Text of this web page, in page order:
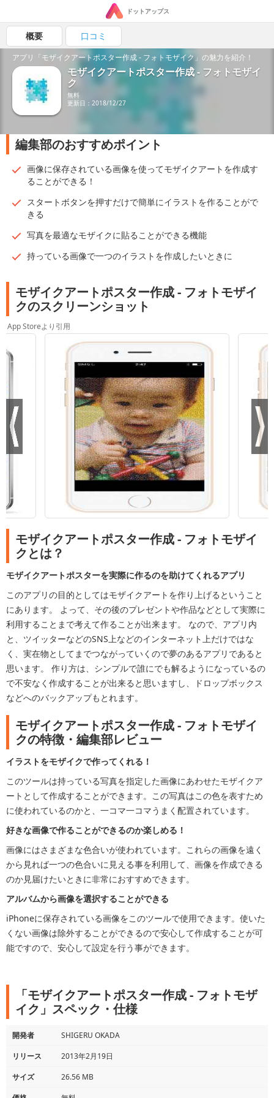
ドットアップス
概要 口コミ
アプリ「モザイクアートポスター作成 - フォトモザイク」の魅力を紹介！
モザイクアートポスター作成 - フォトモザイ
ク
無料
更新日：2018/12/27
編集部のおすすめポイント
画像に保存されている画像を使ってモザイクアートを作成す
ることができる！
スタートボタンを押すだけで簡単にイラストを作ることがで
きる
写真を最適なモザイクに貼ることができる機能
持っている画像で一つのイラストを作成したいときに
モザイクアートポスター作成 - フォトモザイ
クのスクリーンショット
App Storeより引用
モザイクアートポスター作成 - フォトモザイ
クとは？
モザイクアートポスターを実際に作るのを助けてくれるアプリ
このアプリの目的としてはモザイクアートを作り上げるということ
にあります。 よって、その後のプレゼントや作品などとして実際に
利用することまで考えて作ることが出来ます。 なので、アプリ内
と、ツイッターなどのSNS上などのインターネット上だけではな
く、実在物としてまでつながっていくので夢のあるアプリであると
思います。 作り方は、シンプルで誰にでも解るようになっているの
で不安なく作成することが出来ると思いますし、ドロップボックス
などへのバックアップもとれます。
モザイクアートポスター作成 - フォトモザイ
クの特徴・編集部レビュー
イラストをモザイクで作ってくれる！
このツールは持っている写真を指定した画像にあわせたモザイクア
ートとして作成することができます。この写真はこの色を表すため
に使われているのかと、一コマ一コマうまく配置されています。
好きな画像で作ることができるのか楽しめる！
画像にはさまざまな色合いが使われています。これらの画像を遠く
から見れば一つの色合いに見える事を利用して、画像を作成できる
のか見届けたいときに非常におすすめできます。
アルバムから画像を選択することができる
iPhoneに保存されている画像をこのツールで使用できます。使いた
くない画像は除外することができるので安心して作成することが可
能ですので、安心して設定を行う事ができます。
「モザイクアートポスター作成 - フォトモザ
イク」スペック・仕様
開発者
SHIGERU OKADA
リリース
2013年2月19日
サイズ
26.56 MB